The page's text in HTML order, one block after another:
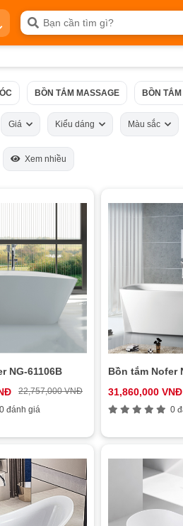
BỒN TẮM MASSAGE BỒN
Giá Kiểu dáng Màu sắc
Xem nhiều
NG-61106B
22,757,000 VNĐ
0 đánh giá
Bồn tắm Nofer
31,860,000 VNĐ
0